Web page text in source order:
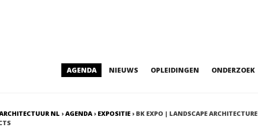
AGENDA NIEUWS OPLEIDINGEN ONDERZOEK
NL ›AGENDA› EXPOSITIE › BK EXPO | LANDSCAPE ARCHITECTURE